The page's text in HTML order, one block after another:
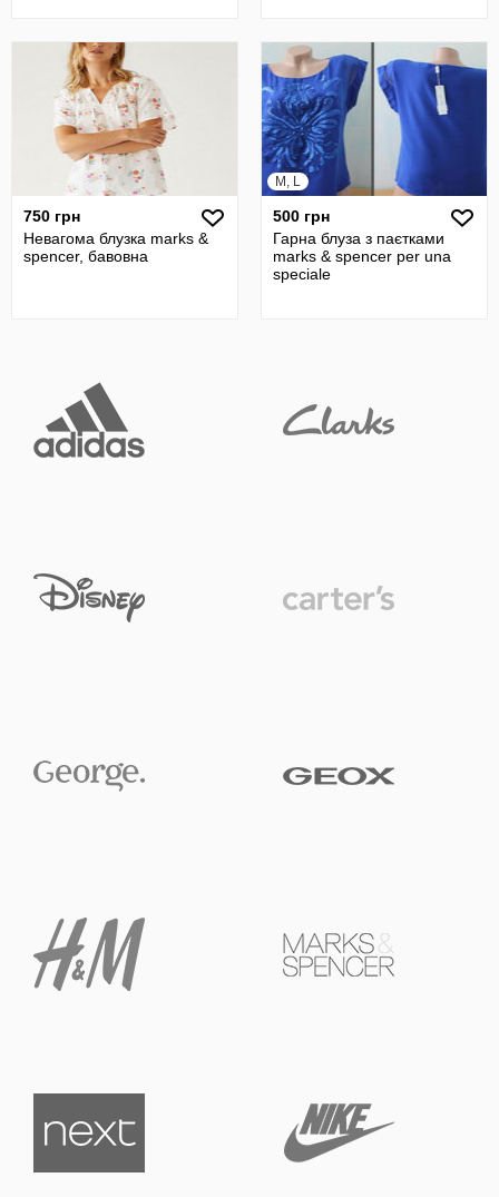
750 грн
Невагома блузка marks &
spencer, бавовна
M, L
500 грн
Гарна блуза з паєтками
marks & spencer per una
speciale